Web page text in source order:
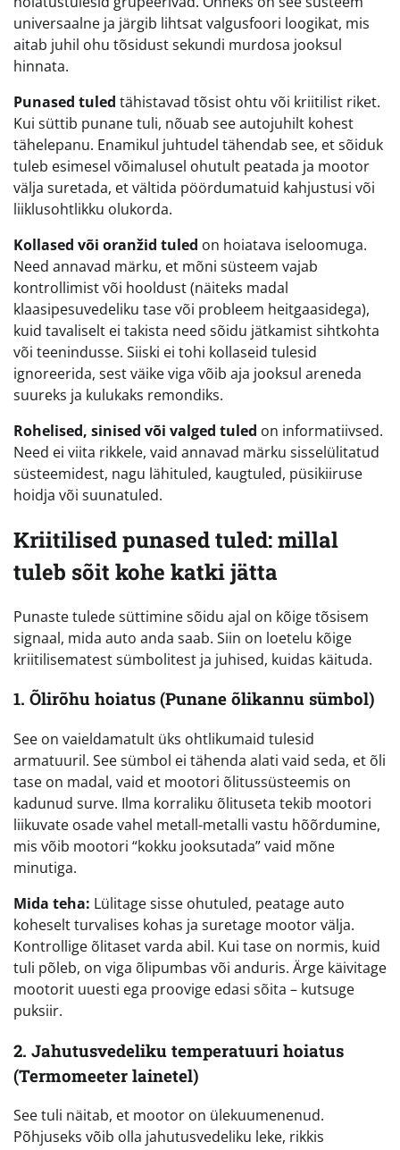
universaalne ja järgib lihtsat valgusfoori loogikat, mis
aitab juhil ohu tõsidust sekundi murdosa jooksul
hinnata.
Punased tuled tähistavad tõsist ohtu või kriitilist riket.
Kui süttib punane tuli, nõuab see autojuhilt kohest
tähelepanu. Enamikul juhtudel tähendab see, et sõiduk
tuleb esimesel võimalusel ohutult peatada ja mootor
välja suretada, et vältida pöördumatuid kahjustusi või
liiklusohtlikku olukorda.
Kollased või oranžid tuled on hoiatava iseloomuga.
Need annavad märku, et mõni süsteem vajab
kontrollimist või hooldust (näiteks madal
klaasipesuvedeliku tase või probleem heitgaasidega),
kuid tavaliselt ei takista need sõidu jätkamist sihtkohta
või teenindusse. Siiski ei tohi kollaseid tulesid
ignoreerida, sest väike viga võib aja jooksul areneda
suureks ja kulukaks remondiks.
Rohelised, sinised või valged tuled on informatiivsed.
Need ei viita rikkele, vaid annavad märku sisselülitatud
süsteemidest, nagu lähituled, kaugtuled, püsikiiruse
hoidja või suunatuled.
Kriitilised punased tuled: millal
tuleb sõit kohe katki jätta
Punaste tulede süttimine sõidu ajal on kõige tõsisem
signaal, mida auto anda saab. Siin on loetelu kõige
kriitilisematest sümbolitest ja juhised, kuidas käituda.
1. Õlirõhu hoiatus (Punane õlikannu sümbol)
See on vaieldamatult üks ohtlikumaid tulesid
armatuuril. See sümbol ei tähenda alati vaid seda, et õli
tase on madal, vaid et mootori õlitussüsteemis on
kadunud surve. Ilma korraliku õlituseta tekib mootori
liikuvate osade vahel metall-metalli vastu hõõrdumine,
mis võib mootori “kokku jooksutada” vaid mõne
minutiga.
Mida teha: Lülitage sisse ohutuled, peatage auto
koheselt turvalises kohas ja suretage mootor välja.
Kontrollige õlitaset varda abil. Kui tase on normis, kuid
tuli põleb, on viga õlipumbas või anduris. Ärge käivitage
mootorit uuesti ega proovige edasi sõita – kutsuge
puksiir.
2. Jahutusvedeliku temperatuuri hoiatus
(Termomeeter lainetel)
See tuli näitab, et mootor on ülekuumenenud.
Põhjuseks võib olla jahutusvedeliku leke, rikkis